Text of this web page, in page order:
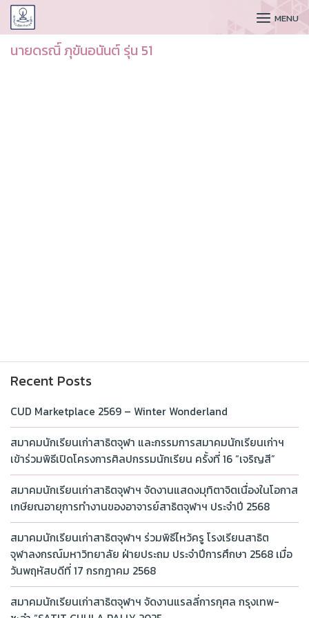
CUDAA MENU
นายดรณิ์ ภุขันอนันต์ รุ่น 51
Recent Posts
CUD Marketplace 2569 – Winter Wonderland
สมาคมนักเรียนเก่าสาธิตจุฬา และกรรมการสมาคมนักเรียนเก่าฯ
เข้าร่วมพิธีเปิดโครงการศิลปกรรมนักเรียน ครั้งที่ 16 “เจริญสี”
สมาคมนักเรียนเก่าสาธิตจุฬาฯ จัดงานแสดงมุทิตาจิตเนื่องในโอกาส
เกษียณอายุการทำงานของอาจารย์สาธิตจุฬาฯ ประจำปี 2568
สมาคมนักเรียนเก่าสาธิตจุฬาฯ ร่วมพิธีไหว้ครู โรงเรียนสาธิต
จุฬาลงกรณ์มหาวิทยาลัย ฝ่ายประถม ประจำปีการศึกษา 2568 เมื่อ
วันพฤหัสบดีที่ 17 กรกฎาคม 2568
สมาคมนักเรียนเก่าสาธิตจุฬาฯ จัดงานแรลลี่การกุศล กรุงเทพ-